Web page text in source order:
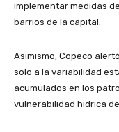
implementar medidas
barrios de la capital.
Asimismo, Copeco
solo a la variabilidad
acumulados en los
vulnerabilidad hídrica